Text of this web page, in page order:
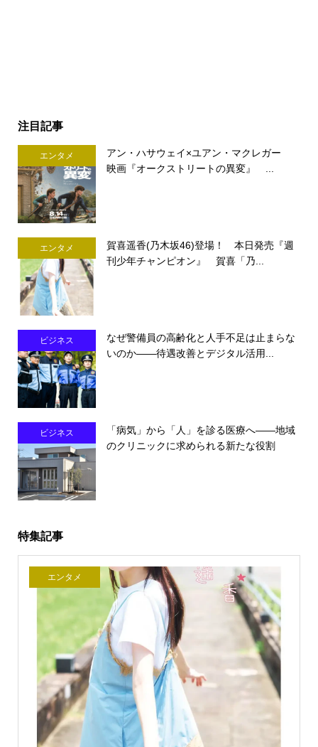
注目記事
エンタメ
アン・ハサウェイ×ユアン・マクレガー
映画『オークストリートの異変』 ...
エンタメ
賀喜遥香(乃木坂46)登場！ 本日発売『週
刊少年チャンピオン』 賀喜「乃...
ビジネス
なぜ警備員の高齢化と人手不足は止まらな
いのか――待遇改善とデジタル活用...
ビジネス
「病気」から「人」を診る医療へ――地域
のクリニックに求められる新たな役割
特集記事
エンタメ